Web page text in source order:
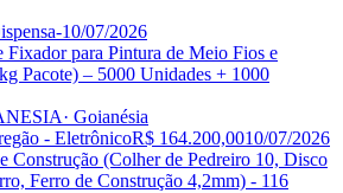
-10/07/2026
Fixador para Pintura de Meio Fios e
Pacote) – 5000 Unidades + 1000
· Goianésia
- EletrônicoR$ 164.200,0010/07/2026
Construção (Colher de Pedreiro 10, Disco
Ferro de Construção 4,2mm) - 116